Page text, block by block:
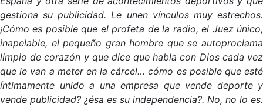
gestiona su publicidad. Le unen vínculos muy estrechos.
¡Cómo es posible que el profeta de la radio, el Juez único,
inapelable, el pequeño gran hombre que se autoproclama
limpio de corazón y que dice que habla con Dios cada vez
que le van a meter en la cárcel… cómo es posible que esté
íntimamente unido a una empresa que vende deporte y
vende publicidad? ¿ésa es su independencia?. No, no lo es.